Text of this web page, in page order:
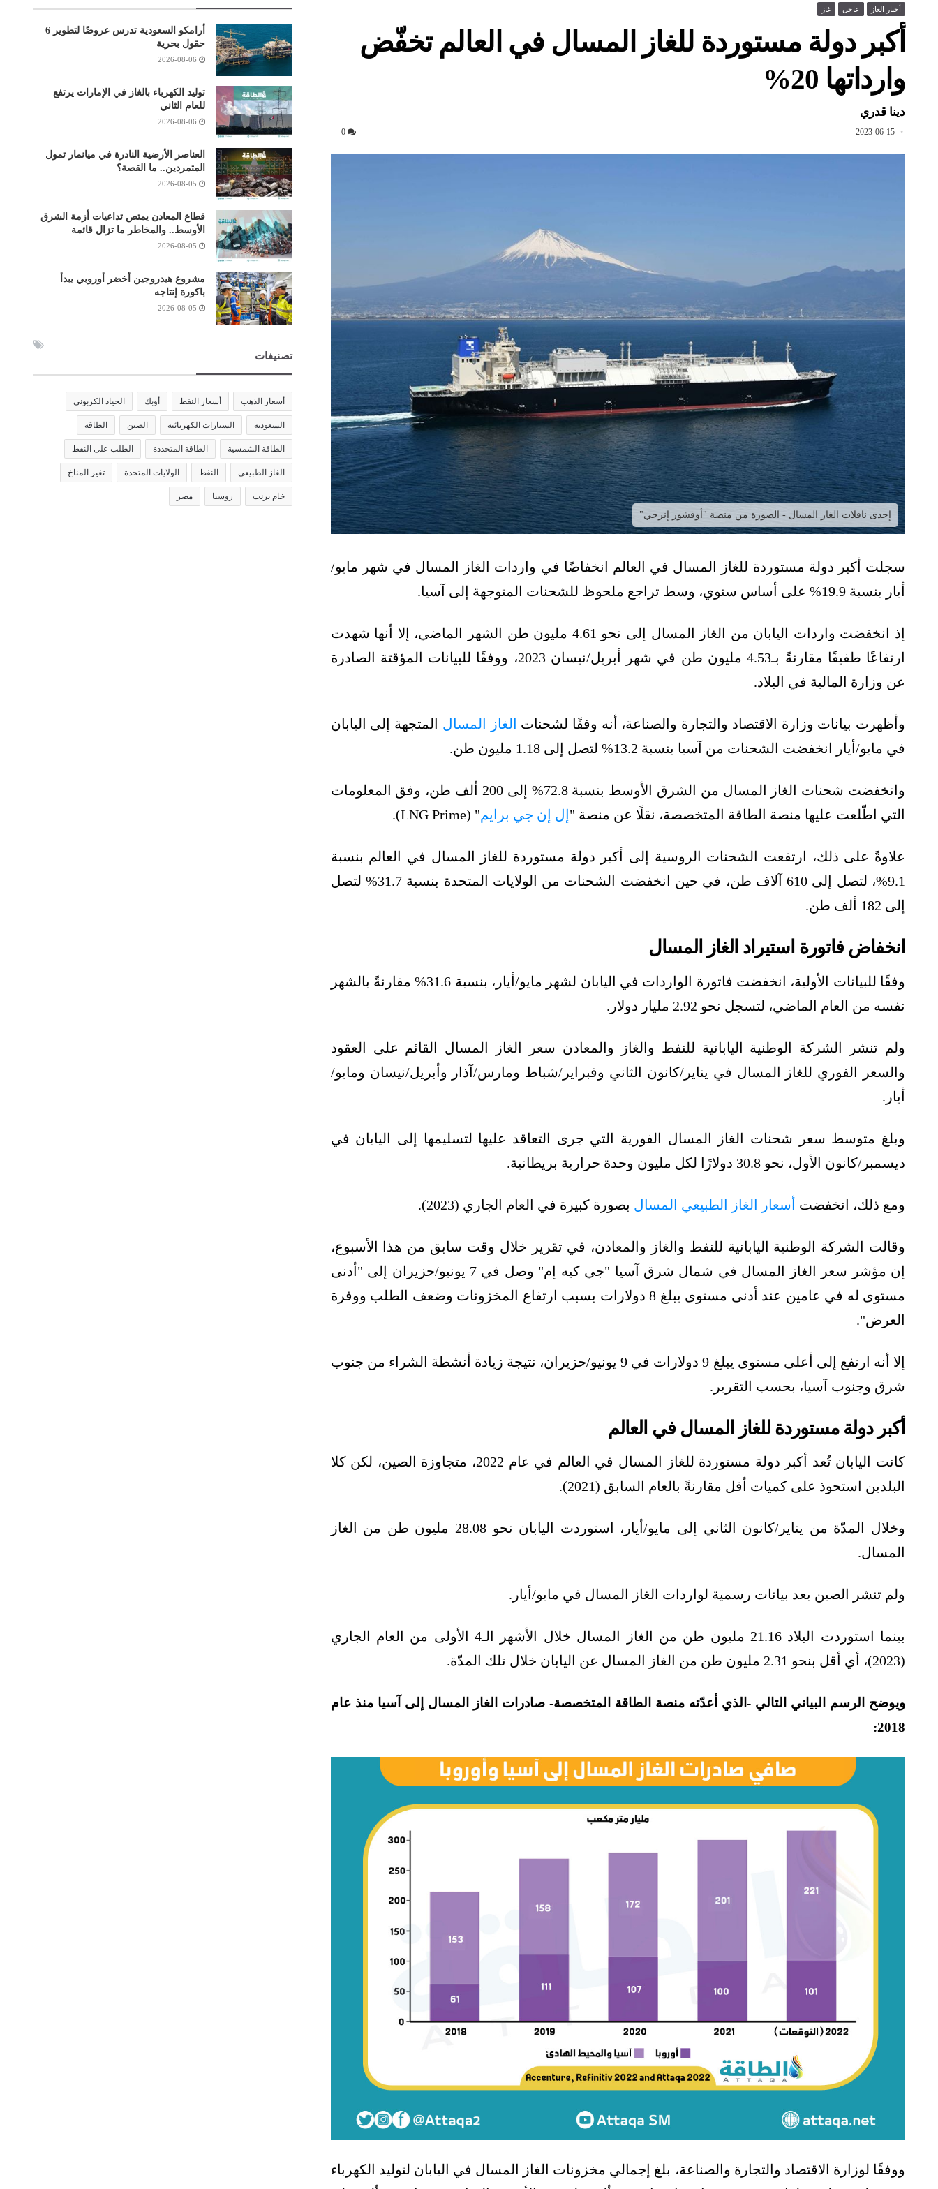
أخبار الغاز عاجل غاز
أكبر دولة مستوردة للغاز المسال في العالم تخفّض
وارداتها 20%
دينا قدري
2023-06-15
0
إحدى ناقلات الغاز المسال - الصورة من منصة "أوفشور إنرجي"
سجلت أكبر دولة مستوردة للغاز المسال في العالم انخفاضًا في واردات الغاز المسال في شهر مايو/
أيار بنسبة 19.9% على أساس سنوي، وسط تراجع ملحوظ للشحنات المتوجهة إلى آسيا.
إذ انخفضت واردات اليابان من الغاز المسال إلى نحو 4.61 مليون طن الشهر الماضي، إلا أنها شهدت
ارتفاعًا طفيفًا مقارنةً بـ4.53 مليون طن في شهر أبريل/نيسان 2023، ووفقًا للبيانات المؤقتة الصادرة
عن وزارة المالية في البلاد.
وأظهرت بيانات وزارة الاقتصاد والتجارة والصناعة، أنه وفقًا لشحنات الغاز المسال المتجهة إلى اليابان
في مايو/أيار انخفضت الشحنات من آسيا بنسبة 13.2% لتصل إلى 1.18 مليون طن.
وانخفضت شحنات الغاز المسال من الشرق الأوسط بنسبة 72.8% إلى 200 ألف طن، وفق المعلومات
التي اطّلعت عليها منصة الطاقة المتخصصة، نقلًا عن منصة " إل إن جي برايم" (LNG Prime).
علاوةً على ذلك، ارتفعت الشحنات الروسية إلى أكبر دولة مستوردة للغاز المسال في العالم بنسبة
9.1%، لتصل إلى 610 آلاف طن، في حين انخفضت الشحنات من الولايات المتحدة بنسبة 31.7% لتصل
إلى 182 ألف طن.
انخفاض فاتورة استيراد الغاز المسال
وفقًا للبيانات الأولية، انخفضت فاتورة الواردات في اليابان لشهر مايو/أيار، بنسبة 31.6% مقارنةً بالشهر
نفسه من العام الماضي، لتسجل نحو 2.92 مليار دولار.
ولم تنشر الشركة الوطنية اليابانية للنفط والغاز والمعادن سعر الغاز المسال القائم على العقود
والسعر الفوري للغاز المسال في يناير/كانون الثاني وفبراير/شباط ومارس/آذار وأبريل/نيسان ومايو/
أيار.
وبلغ متوسط سعر شحنات الغاز المسال الفورية التي جرى التعاقد عليها لتسليمها إلى اليابان في
ديسمبر/كانون الأول، نحو 30.8 دولارًا لكل مليون وحدة حرارية بريطانية.
ومع ذلك، انخفضت أسعار الغاز الطبيعي المسال بصورة كبيرة في العام الجاري (2023).
وقالت الشركة الوطنية اليابانية للنفط والغاز والمعادن، في تقرير خلال وقت سابق من هذا الأسبوع،
إن مؤشر سعر الغاز المسال في شمال شرق آسيا "جي كيه إم" وصل في 7 يونيو/حزيران إلى "أدنى
مستوى له في عامين عند أدنى مستوى يبلغ 8 دولارات بسبب ارتفاع المخزونات وضعف الطلب ووفرة
العرض".
إلا أنه ارتفع إلى أعلى مستوى يبلغ 9 دولارات في 9 يونيو/حزيران، نتيجة زيادة أنشطة الشراء من جنوب
شرق وجنوب آسيا، بحسب التقرير.
أكبر دولة مستوردة للغاز المسال في العالم
كانت اليابان تُعد أكبر دولة مستوردة للغاز المسال في العالم في عام 2022، متجاوزة الصين، لكن كلا
البلدين استحوذ على كميات أقل مقارنةً بالعام السابق (2021).
وخلال المدّة من يناير/كانون الثاني إلى مايو/أيار، استوردت اليابان نحو 28.08 مليون طن من الغاز
المسال.
ولم تنشر الصين بعد بيانات رسمية لواردات الغاز المسال في مايو/أيار.
بينما استوردت البلاد 21.16 مليون طن من الغاز المسال خلال الأشهر الـ4 الأولى من العام الجاري
(2023)، أي أقل بنحو 2.31 مليون طن من الغاز المسال عن اليابان خلال تلك المدّة.
ويوضح الرسم البياني التالي -الذي أعدّته منصة الطاقة المتخصصة- صادرات الغاز المسال إلى آسيا منذ عام
2018:
ووفقًا لوزارة الاقتصاد والتجارة والصناعة، بلغ إجمالي مخزونات الغاز المسال في اليابان لتوليد الكهرباء
أرامكو السعودية تدرس عروضًا لتطوير 6
حقول بحرية
2026-08-06
توليد الكهرباء بالغاز في الإمارات يرتفع
للعام الثاني
2026-08-06
العناصر الأرضية النادرة في ميانمار تمول
المتمردين.. ما القصة؟
2026-08-05
قطاع المعادن يمتص تداعيات أزمة الشرق
الأوسط.. والمخاطر ما تزال قائمة
2026-08-05
مشروع هيدروجين أخضر أوروبي يبدأ
باكورة إنتاجه
2026-08-05
تصنيفات
أسعار الذهب أسعار النفط أوبك الحياد الكربوني
السعودية السيارات الكهربائية الصين الطاقة
الطاقة الشمسية الطاقة المتجددة الطلب على النفط
الغاز الطبيعي النفط الولايات المتحدة تغير المناخ
خام برنت روسيا مصر